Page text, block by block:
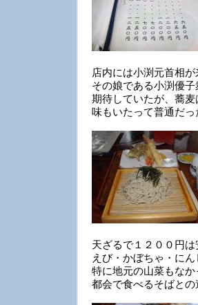
店内には小渕元首相
その娘である小渕優
期待していたが、蕎
味もいたって普通だっ
天ざるで１２００円
えび・かぼちゃ・に
特に地元の山菜もなか
都会で食べるそばと